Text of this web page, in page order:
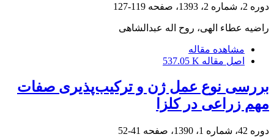
دوره 2، شماره 2، 1393، صفحه 119-127
راضیه عطاء الهی، روح اله عبدالشاهی
مشاهده مقاله
اصل مقاله 537.05 K
بررسی نوع عمل ژن و ترکیب‌پذیری صفات
مهم زراعی در کلزا
دوره 42، شماره 1، 1390، صفحه 41-52